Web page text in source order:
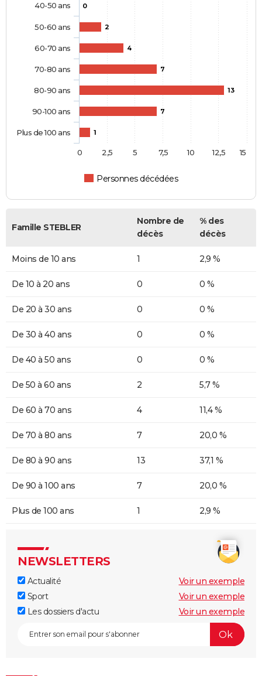
0
2
4
7
13
7
1
Personnes décédées
40-50 ans
50-60 ans
60-70 ans
70-80 ans
80-90 ans
90-100 ans
Plus de 100 ans
0 2,5 5 7,5 10 12,5 15
Famille STEBLER
Nombre de
décès
% des
décès
Moins de 10 ans 1 2,9 %
De 10 à 20 ans 0 0 %
De 20 à 30 ans 0 0 %
De 30 à 40 ans 0 0 %
De 40 à 50 ans 0 0 %
De 50 à 60 ans 2 5,7 %
De 60 à 70 ans 4 11,4 %
De 70 à 80 ans 7 20,0 %
De 80 à 90 ans 13 37,1 %
De 90 à 100 ans 7 20,0 %
Plus de 100 ans 1 2,9 %
NEWSLETTERS
Actualité
Voir un exemple
Sport
Voir un exemple
Les dossiers d'actu
Voir un exemple